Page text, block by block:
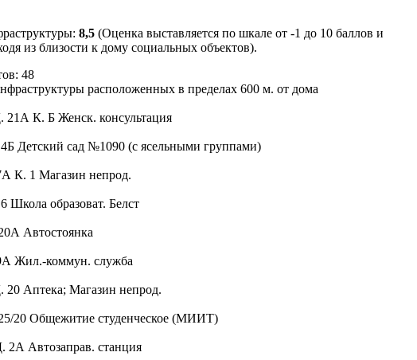
8,5 (Оценка выставляется по шкале от -1 до 10 баллов и
из близости к дому социальных объектов).
48
расположенных в пределах 600 м. от дома
21А К. Б Женск. консультация
Детский сад №1090 (с ясельными группами)
К. 1 Магазин непрод.
Школа образоват. Белст
Автостоянка
Жил.-коммун. служба
20 Аптека; Магазин непрод.
20 Общежитие студенческое (МИИТ)
2А Автозаправ. станция